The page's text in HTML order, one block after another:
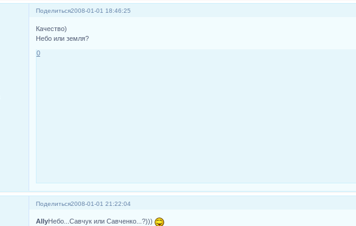
Поделиться2008-01-01 18:46:25
Качество)
Небо или земля?
0
Поделиться2008-01-01 21:22:04
AllyНебо...Савчук или Савченко...?)))